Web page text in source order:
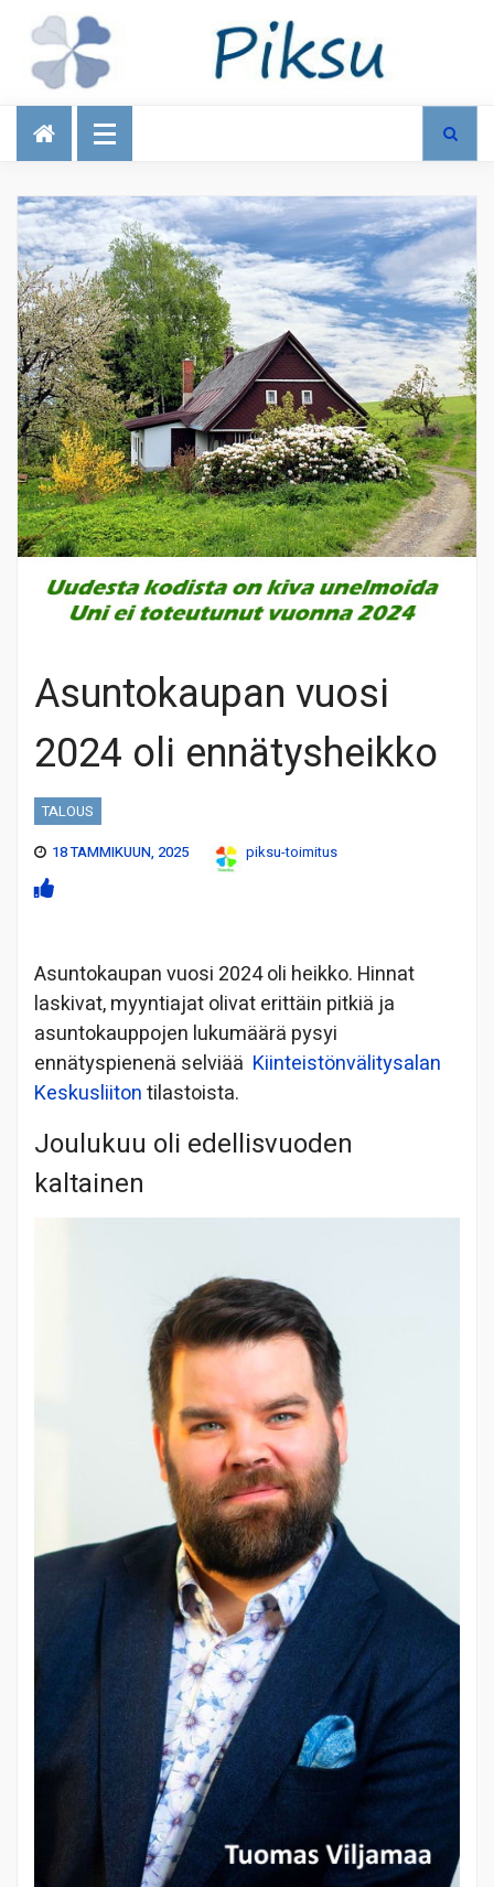
Talous
Asuntokaupan vuosi
2024 oli ennätysheikko
TALOUS
18 TAMMIKUUN, 2025
piksu-toimitus
Asuntokaupan vuosi 2024 oli heikko. Hinnat
laskivat, myyntiajat olivat erittäin pitkiä ja
asuntokauppojen lukumäärä pysyi
ennätyspienenä selviää Kiinteistönvälitysalan
Keskusliitontilastoista.
Joulukuu oli edellisvuoden
kaltainen